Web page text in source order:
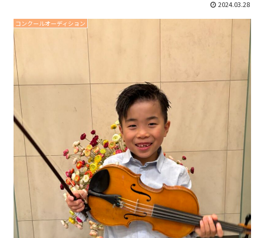
2024.03.28
コンクールオーディション